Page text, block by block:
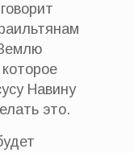
Навину
это.